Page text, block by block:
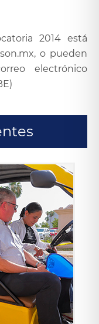
2014 está
o pueden
electrónico